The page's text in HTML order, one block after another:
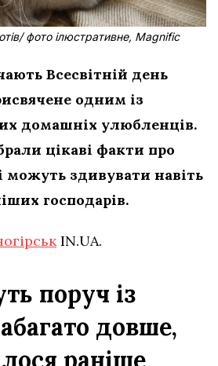
фото ілюстративне, Magnific
Всесвітній день
одним із
домашніх улюбленців.
цікаві факти про
можуть здивувати навіть
господарів.
IN.UA.
поруч із
довше,
раніше